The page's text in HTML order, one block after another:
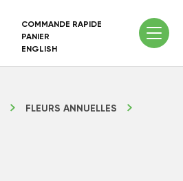
COMMANDE RAPIDE
PANIER
ENGLISH
FLEURS ANNUELLES